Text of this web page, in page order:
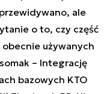
ale
o to, czy część
obecnie używanych
– Integrację
bazowych KTO